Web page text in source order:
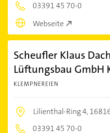
03391 45 70-0
Webseite
Scheufler Klaus
Lüftungsbau GmbH
KLEMPNEREIEN
Lilienthal-Ring 4,
03391 45 70-0